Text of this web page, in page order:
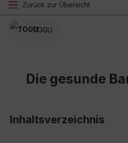
Zurück zur Übersicht
TOGU
Die gesunde
Inhaltsverzeichnis